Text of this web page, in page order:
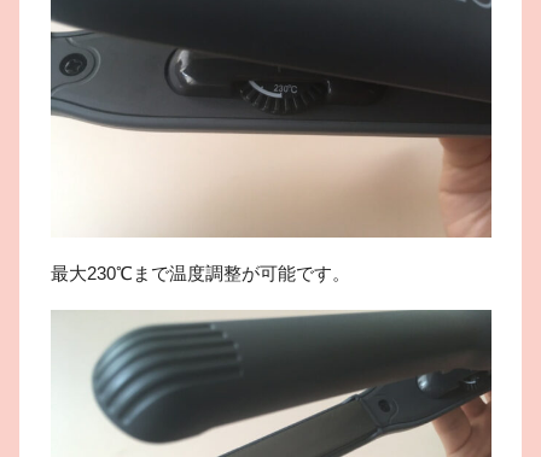
最大230℃まで温度調整が可能です。